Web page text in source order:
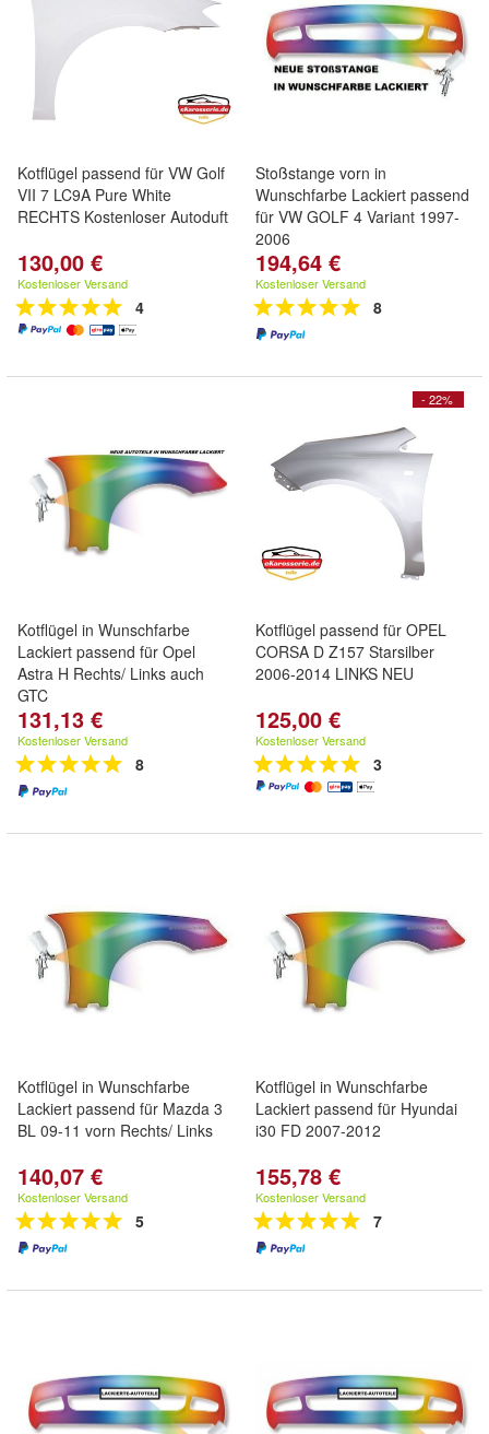
Kotflügel passend für VW Golf
VII 7 LC9A Pure White
RECHTS Kostenloser Autoduft
130,00 €
Kostenloser Versand
4
Stoßstange vorn in
Wunschfarbe Lackiert passend
für VW GOLF 4 Variant 1997-
2006
194,64 €
Kostenloser Versand
8
Kotflügel in Wunschfarbe
Lackiert passend für Opel
Astra H Rechts/ Links auch
GTC
131,13 €
Kostenloser Versand
8
- 22%
Kotflügel passend für OPEL
CORSA D Z157 Starsilber
2006-2014 LINKS NEU
125,00 €
Kostenloser Versand
3
Kotflügel in Wunschfarbe
Lackiert passend für Mazda 3
BL 09-11 vorn Rechts/ Links
140,07 €
Kostenloser Versand
5
Kotflügel in Wunschfarbe
Lackiert passend für Hyundai
i30 FD 2007-2012
155,78 €
Kostenloser Versand
7